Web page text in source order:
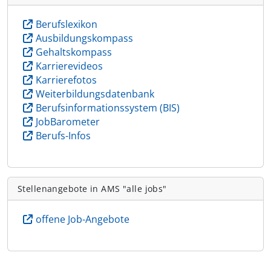
Berufslexikon
Ausbildungskompass
Gehaltskompass
Karrierevideos
Karrierefotos
Weiterbildungsdatenbank
Berufsinformationssystem (BIS)
JobBarometer
Berufs-Infos
Stellenangebote in AMS "alle jobs"
offene Job-Angebote